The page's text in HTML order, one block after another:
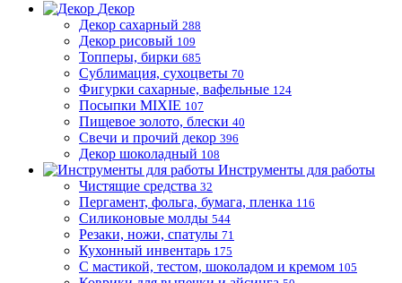
Декор
Декор сахарный 288
Декор рисовый 109
Топперы, бирки 685
Сублимация, сухоцветы 70
Фигурки сахарные, вафельные 124
Посыпки MIXIE 107
Пищевое золото, блески 40
Свечи и прочий декор 396
Декор шоколадный 108
Инструменты для работы
Чистящие средства 32
Пергамент, фольга, бумага, пленка 116
Силиконовые молды 544
Резаки, ножи, спатулы 71
Кухонный инвентарь 175
С мастикой, тестом, шоколадом и кремом 105